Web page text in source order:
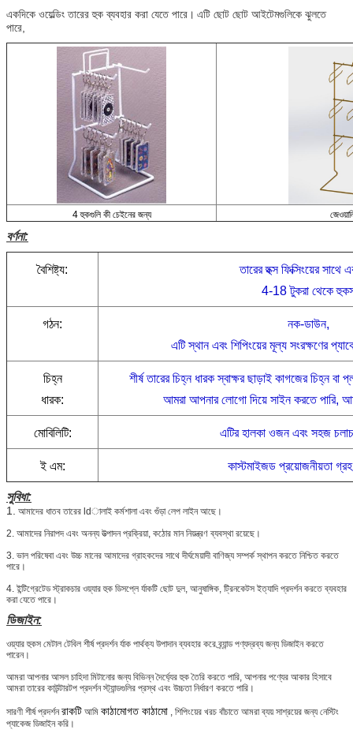
একদিকে ওয়েল্ডিং তারের হুক ব্যবহার করা যেতে পারে। এটি ছোট ছোট আইটেমগুলিকে ঝুলতে
পারে,
4 হুকগুলি কী চেইনের জন্য
বর্ণনা:
বৈশিষ্ট্য:
তারের হুক্স ফিক্সিংয়ের সাথে
4-18 টুকরা থেকে
গঠন:
নক-ডাউন,
এটি স্থান এবং শিপিংয়ের মূল্য সংরক্ষণের
চিহ্ন
ধারক:
শীর্ষ তারের চিহ্ন ধারক স্বাক্ষর ছাড়াই কাগজের চিহ্ন বা
আমরা আপনার লোগো দিয়ে সাইন করতে পারি,
মোবিলিটি: এটির হালকা ওজন এবং সহজ
ই এম: কাস্টমাইজড প্রয়োজনীয়তা
সুবিধা:
1.
আমাদের ধাতব তারের ldালাই কর্মশালা এবং গুঁড়া লেপ লাইন আছে।
2. আমাদের নিরাপদ এবং অনন্য উত্পাদন প্রক্রিয়া, কঠোর মান নিয়ন্ত্রণ ব্যবস্থা রয়েছে।
3. ভাল পরিষেবা এবং উচ্চ মানের আমাদের গ্রাহকদের সাথে দীর্ঘমেয়াদী বাণিজ্য সম্পর্ক স্থাপন করতে নিশ্চিত করতে
পারে।
4. ইন্টিগ্রেটেড স্ট্রাকচার ওয়্যার হুক ডিসপ্লে র্যাকটি ছোট দুল, আনুষাঙ্গিক, ট্রিনকেটস ইত্যাদি প্রদর্শন করতে ব্যবহার
করা যেতে পারে।
ডিজাইন:
ওয়্যার হুকস মেটাল টেবিল শীর্ষ প্রদর্শন র্যাক পার্থক্য উপাদান ব্যবহার করে ব্র্যান্ড পণ্যদ্রব্য জন্য ডিজাইন করতে
পারেন।
আমরা আপনার আসল চাহিদা মিটানোর জন্য বিভিন্ন দৈর্ঘ্যের হুক তৈরি করতে পারি, আপনার পণ্যের আকার হিসাবে
আমরা তারের কাউন্টারটপ প্রদর্শন স্ট্যান্ডগুলির প্রস্থ এবং উচ্চতা নির্ধারণ করতে পারি।
সারণী শীর্ষ প্রদর্শন রাকটি আমি কাঠামোগত কাঠামো , শিপিংয়ের খরচ বাঁচাতে আমরা ব্যয় সাশ্রয়ের জন্য নেস্টিং
প্যাকেজ ডিজাইন করি।